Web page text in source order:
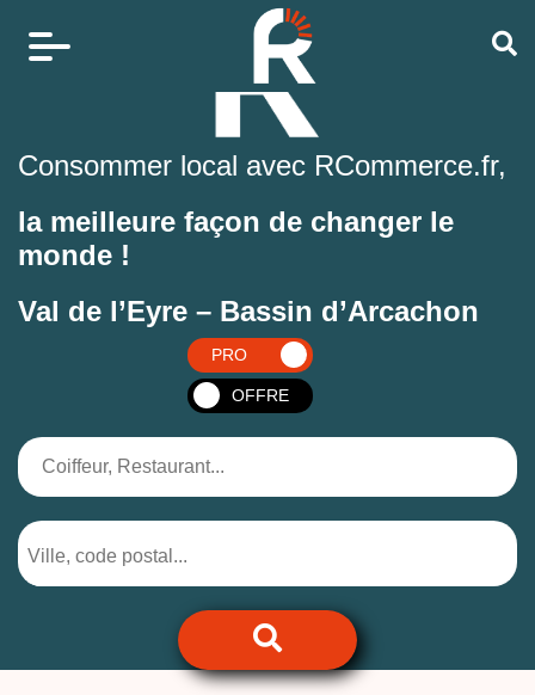
Consommer local avec RCommerce.fr,
la meilleure façon de changer le
monde !
Val de l’Eyre – Bassin d’Arcachon
PRO
OFFRE